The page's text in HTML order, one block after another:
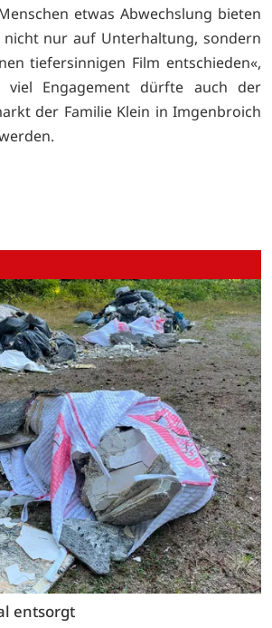
etwas Abwechslung bieten
nicht nur auf Unterhaltung, sondern
tiefersinnigen Film entschieden«,
Engagement dürfte auch der
der Familie Klein in Imgenbroich
entsorgt